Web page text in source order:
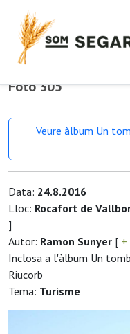
Foto 305
Veure àlbum Un
Data: 24.8.2016
Lloc: Rocafort de
]
Autor: Ramon Sunyer [
Inclosa a l'àlbum Un
Riucorb
Tema: Turisme